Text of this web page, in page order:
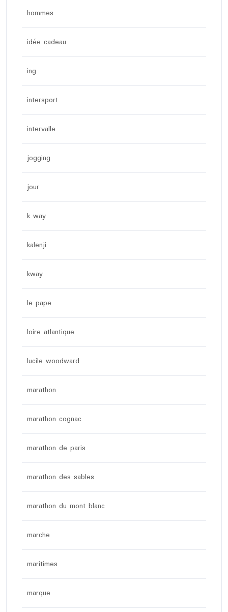
hommes
idée cadeau
ing
intersport
intervalle
jogging
jour
k way
kalenji
kway
le pape
loire atlantique
lucile woodward
marathon
marathon cognac
marathon de paris
marathon des sables
marathon du mont blanc
marche
maritimes
marque